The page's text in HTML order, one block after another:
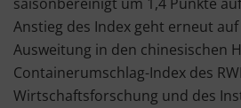
Anstieg des Index geht erneut
Ausweitung in den chinesischen
Containerumschlag-Index des
Wirtschaftsforschung und des